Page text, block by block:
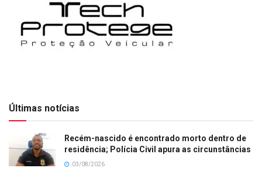
Últimas notícias
Recém-nascido é encontrado morto dentro de
residência; Polícia Civil apura as circunstâncias
03/08/2026